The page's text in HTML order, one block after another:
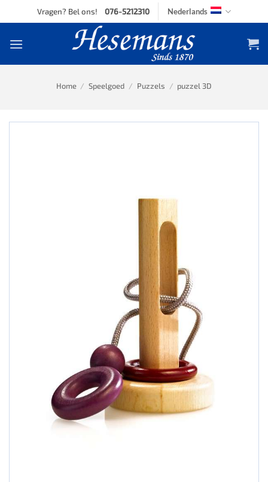
to
Vragen? Bel ons! 076-5212310 Nederlands
Home / Speelgoed / Puzzels / puzzel 3D